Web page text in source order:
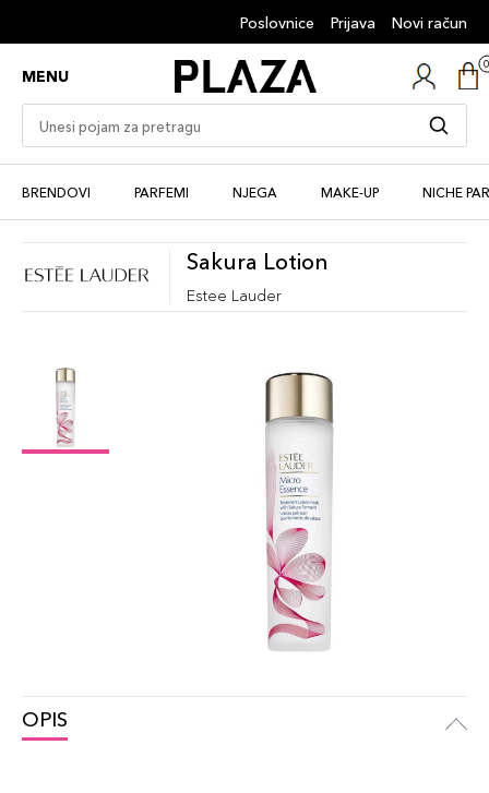
Poslovnice Prijava Novi račun
MENU
BRENDOVI PARFEMI NJEGA MAKE-UP NICHE
Sakura Lotion
Estee Lauder
OPIS